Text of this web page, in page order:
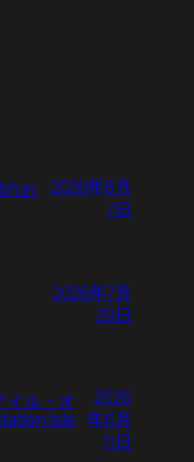
お
2026年8月
7日
2026年7月
29日
イル・オ
Isle
2026
年6月
11日